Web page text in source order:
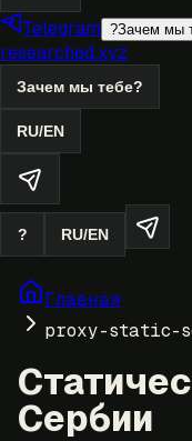
Telegram ?Зачем мы
researched.xyz
Зачем мы тебе?
RU/EN
? RU/EN
Главная
proxy-static-
Сербии